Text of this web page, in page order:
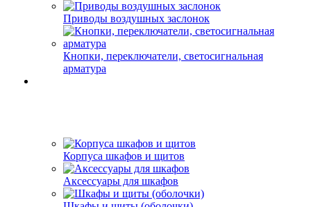
Приводы воздушных заслонок
Кнопки, переключатели, светосигнальная
арматура
Корпуса шкафов и щитов
Аксессуары для шкафов